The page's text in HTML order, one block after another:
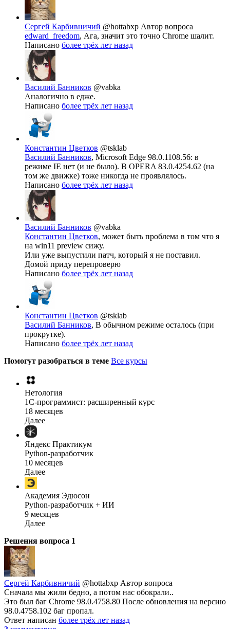
Сергей Карбивничий @hottabxp Автор вопроса
edward_freedom, Ага, значит это точно Chrome шалит.
Написано более трёх лет назад
Василий Банников @vabka
Аналогично в едже.
Написано более трёх лет назад
Константин Цветков @tsklab
Василий Банников, Microsoft Edge 98.0.1108.56: в
режиме IE нет (и не было). В OPERA 83.0.4254.62 (на
том же движке) тоже никогда не проявлялось.
Написано более трёх лет назад
Василий Банников @vabka
Константин Цветков, может быть проблема в том что я
на win11 preview сижу.
Или уже выпустили патч, который я не поставил.
Домой приду перепроверю
Написано более трёх лет назад
Константин Цветков @tsklab
Василий Банников, В обычном режиме осталось (при
прокрутке).
Написано более трёх лет назад
Помогут разобраться в теме Все курсы
Нетология
1C-программист: расширенный курс
18 месяцев
Далее
Яндекс Практикум
Python-разработчик
10 месяцев
Далее
Академия Эдюсон
Python-разработчик + ИИ
9 месяцев
Далее
Решения вопроса 1
Сергей Карбивничий @hottabxp Автор вопроса
Сначала мы жили бедно, а потом нас обокрали..
Это был баг Chrome 98.0.4758.80 После обновления на версию
98.0.4758.102 баг пропал.
Ответ написан более трёх лет назад